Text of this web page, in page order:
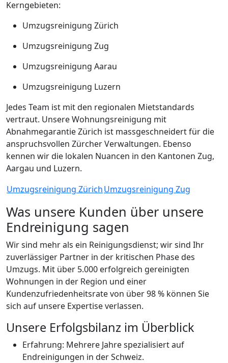
Kerngebieten:
Umzugsreinigung Zürich
Umzugsreinigung Zug
Umzugsreinigung Aarau
Umzugsreinigung Luzern
Jedes Team ist mit den regionalen Mietstandards
vertraut. Unsere Wohnungsreinigung mit
Abnahmegarantie Zürich ist massgeschneidert für die
anspruchsvollen Zürcher Verwaltungen. Ebenso
kennen wir die lokalen Nuancen in den Kantonen Zug,
Aargau und Luzern.
Umzugsreinigung ZürichUmzugsreinigung Zug
Was unsere Kunden über unsere
Endreinigung sagen
Wir sind mehr als ein Reinigungsdienst; wir sind Ihr
zuverlässiger Partner in der kritischen Phase des
Umzugs. Mit über 5.000 erfolgreich gereinigten
Wohnungen in der Region und einer
Kundenzufriedenheitsrate von über 98 % können Sie
sich auf unsere Expertise verlassen.
Unsere Erfolgsbilanz im Überblick
Erfahrung: Mehrere Jahre spezialisiert auf
Endreinigungen in der Schweiz.